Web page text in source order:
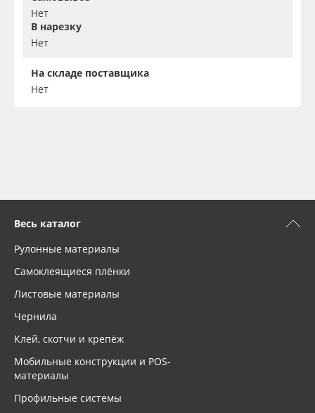
Нет
В нарезку
Нет
На складе поставщика
Нет
Весь каталог
Рулонные материалы
Самоклеящиеся плёнки
Листовые материалы
Чернила
Клей, скотчи и крепёж
Мобильные конструкции и POS-
материалы
Профильные системы